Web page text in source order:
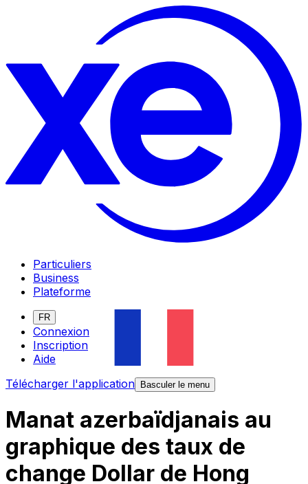
Particuliers
Business
Plateforme
FR
Connexion
Inscription
Aide
Télécharger l'application
Basculer le menu
Manat azerbaïdjanais au
graphique des taux de
change Dollar de Hong